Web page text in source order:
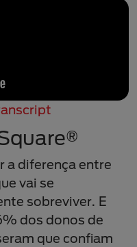
a diferença entre
vai se
sobreviver. E
dos donos de
que confiam